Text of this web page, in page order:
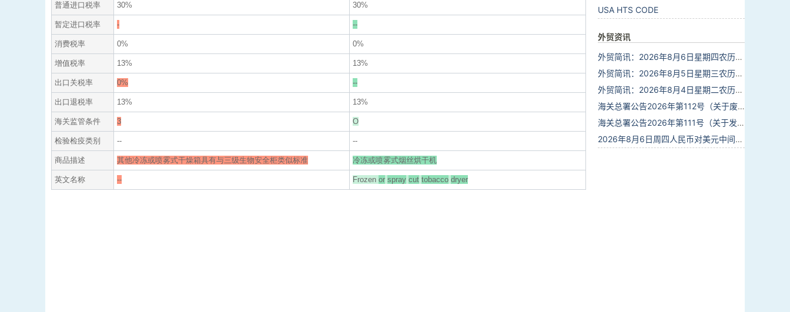
普通进口税率 30% 30%
暂定进口税率 - --
消费税率 0% 0%
增值税率 13% 13%
出口关税率 0% --
出口退税率 13% 13%
海关监管条件 3 O
检验检疫类别 -- --
商品描述 其他冷冻或喷雾式干燥箱具有与三级生物安全柜类似标准 冷冻或喷雾式烟丝烘干机
英文名称 -- Frozen or spray cut tobacco dryer
USA HTS CODE
外贸资讯
外贸简讯：2026年8月6日星期四农历六月廿四
外贸简讯：2026年8月5日星期三农历六月廿三
外贸简讯：2026年8月4日星期二农历六月廿二
海关总署公告2026年第112号（关于废止部分卫生检疫类规范性文件的公告）
海关总署公告2026年第111号（关于发布《进出境动植物检疫处理监督管理工作规定》《进出境卫生处理监督管理工作规定》的公告）
2026年8月6日周四人民币对美元中间价报6.7895调贬6个基点